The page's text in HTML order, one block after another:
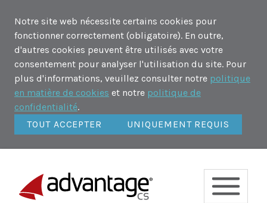
Notre site web nécessite certains cookies pour
fonctionner correctement (obligatoire). En outre,
d'autres cookies peuvent être utilisés avec votre
consentement pour analyser l'utilisation du site. Pour
plus d'informations, veuillez consulter notre politique
en matière de cookies et notre politique de
confidentialité.
TOUT ACCEPTER
UNIQUEMENT REQUIS